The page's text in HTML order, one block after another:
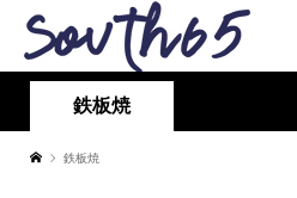
鉄板焼
鉄板焼